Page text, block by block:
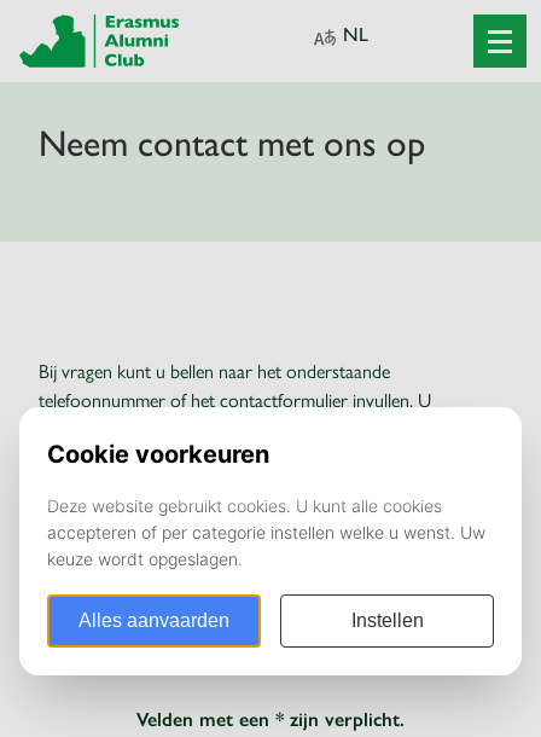
Neem contact met ons op
Bij vragen kunt u bellen naar het onderstaande
telefoonnummer of het contactformulier invullen. U
ERASMUS ALUMNI CLUB
Oudehoofdplein 4
010 411 05 96 +31 6 52552224
Velden met een * zijn verplicht.